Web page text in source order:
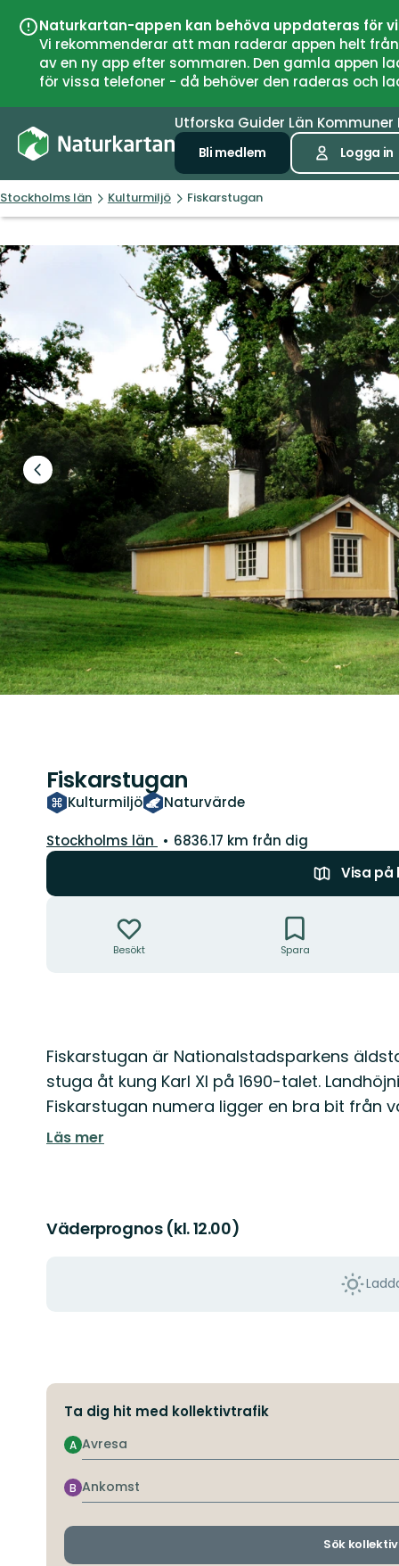
Naturkartan-appen kan behöva uppdateras för
Vi rekommenderar att man raderar appen helt
av en ny app efter sommaren. Den gamla
för vissa telefoner - då behöver den raderas och
Utforska Guider Län Kommuner
Bli medlem Logga in
Stockholms län Kulturmiljö Fiskarstugan
Föregående
bild
Fiskarstugan
Kulturmiljö Naturvärde
Län:
Stockholms län
6836.17 km från dig
Visa på
Besökt Spara
Beskrivning
Fiskarstugan är Nationalstadsparkens
stuga åt kung Karl XI på 1690-talet.
Fiskarstugan numera ligger en bra bit från
Läs mer
Väderprognos (kl. 12.00)
Ta dig hit med kollektivtrafik
Avresa
A
Ankomst
B
Sök